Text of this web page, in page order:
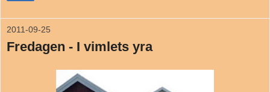
2011-09-25
Fredagen - I vimlets yra